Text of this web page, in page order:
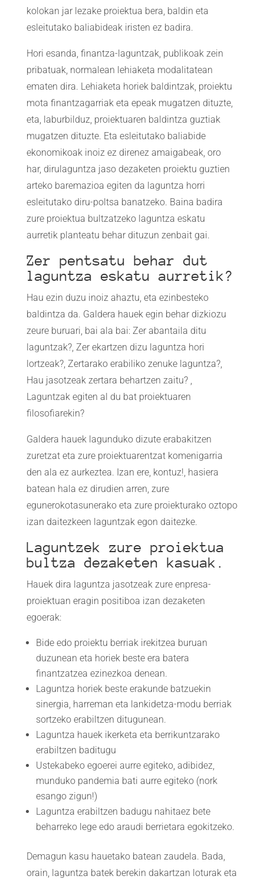
kolokan jar lezake proiektua bera, baldin eta
esleitutako baliabideak iristen ez badira.
Hori esanda, finantza-laguntzak, publikoak zein
pribatuak, normalean lehiaketa modalitatean
ematen dira. Lehiaketa horiek baldintzak, proiektu
mota finantzagarriak eta epeak mugatzen dituzte,
eta, laburbilduz, proiektuaren baldintza guztiak
mugatzen dituzte. Eta esleitutako baliabide
ekonomikoak inoiz ez direnez amaigabeak, oro
har, dirulaguntza jaso dezaketen proiektu guztien
arteko baremazioa egiten da laguntza horri
esleitutako diru-poltsa banatzeko. Baina badira
zure proiektua bultzatzeko laguntza eskatu
aurretik planteatu behar dituzun zenbait gai.
Zer pentsatu behar dut
laguntza eskatu aurretik?
Hau ezin duzu inoiz ahaztu, eta ezinbesteko
baldintza da. Galdera hauek egin behar dizkiozu
zeure buruari, bai ala bai: Zer abantaila ditu
laguntzak?, Zer ekartzen dizu laguntza hori
lortzeak?, Zertarako erabiliko zenuke laguntza?,
Hau jasotzeak zertara behartzen zaitu? ,
Laguntzak egiten al du bat proiektuaren
filosofiarekin?
Galdera hauek lagunduko dizute erabakitzen
zuretzat eta zure proiektuarentzat komenigarria
den ala ez aurkeztea. Izan ere, kontuz!, hasiera
batean hala ez dirudien arren, zure
egunerokotasunerako eta zure proiekturako oztopo
izan daitezkeen laguntzak egon daitezke.
Laguntzek zure proiektua
bultza dezaketen kasuak.
Hauek dira laguntza jasotzeak zure enpresa-
proiektuan eragin positiboa izan dezaketen
egoerak:
Bide edo proiektu berriak irekitzea buruan
duzunean eta horiek beste era batera
finantzatzea ezinezkoa denean.
Laguntza horiek beste erakunde batzuekin
sinergia, harreman eta lankidetza-modu berriak
sortzeko erabiltzen ditugunean.
Laguntza hauek ikerketa eta berrikuntzarako
erabiltzen baditugu
Ustekabeko egoerei aurre egiteko, adibidez,
munduko pandemia bati aurre egiteko (nork
esango zigun!)
Laguntza erabiltzen badugu nahitaez bete
beharreko lege edo araudi berrietara egokitzeko.
Demagun kasu hauetako batean zaudela. Bada,
orain, laguntza batek berekin dakartzan loturak eta